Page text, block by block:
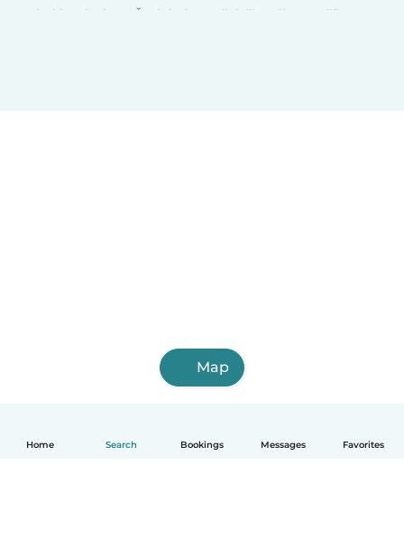
Home Search Bookings Messages Favorites
Mladá Boleslav
Česká Lípa Třebíč Tábor
Příbram
Map